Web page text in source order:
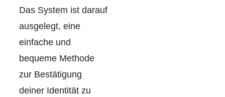
Das System ist darauf
ausgelegt, eine
einfache und
bequeme Methode
zur Bestätigung
deiner Identität zu